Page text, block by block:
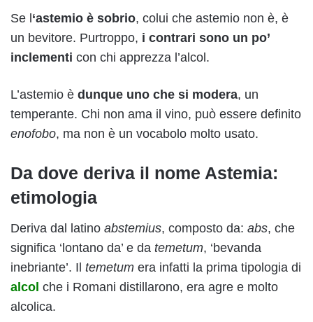
Se l‘astemio è sobrio, colui che astemio non è, è
un bevitore. Purtroppo, i contrari sono un po’
inclementi con chi apprezza l’alcol.
L’astemio è dunque uno che si modera, un
temperante. Chi non ama il vino, può essere definito
enofobo, ma non è un vocabolo molto usato.
Da dove deriva il nome Astemia:
etimologia
Deriva dal latino abstemius, composto da: abs, che
significa ‘lontano da’ e da temetum, ‘bevanda
inebriante’. Il temetum era infatti la prima tipologia di
alcol che i Romani distillarono, era agre e molto
alcolica.